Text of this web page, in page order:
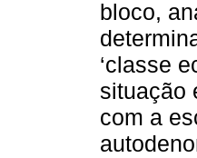
bloco,
‘classe
situação
com a